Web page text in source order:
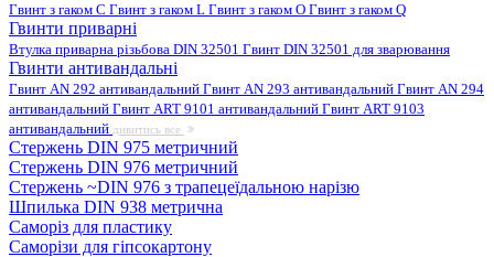
Гвинт з гаком C Гвинт з гаком L Гвинт з гаком O Гвинт з гаком Q
Гвинти приварні
Втулка приварна різьбова DIN 32501 Гвинт DIN 32501 для зварювання
Гвинти антивандальні
Гвинт AN 292 антивандальний Гвинт AN 293 антивандальний Гвинт AN 294
антивандальний Гвинт ART 9101 антивандальний Гвинт ART 9103
антивандальний дивитись все
Стержень DIN 975 метричний
Стержень DIN 976 метричний
Стержень ~DIN 976 з трапецеїдальною нарізю
Шпилька DIN 938 метрична
Саморіз для пластику
Саморізи для гіпсокартону